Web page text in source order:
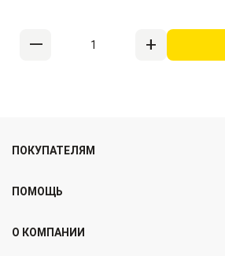
ПОКУПАТЕЛЯМ
ПОМОЩЬ
О КОМПАНИИ